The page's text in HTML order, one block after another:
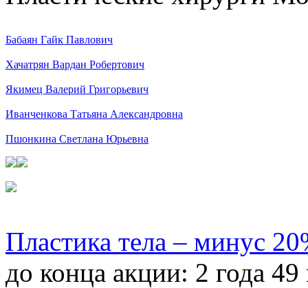
Бабаян Гайк Павлович
Хачатрян Вардан Робертович
Якимец Валерий Григорьевич
Иванченкова Татьяна Александровна
Пшонкина Светлана Юрьевна
Пластика тела – минус
до конца акции: 2 года 49